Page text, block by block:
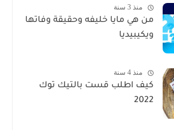
منذ 3 سنة
من هي مايا خليفه وحقيقة وفاتها
ويكيبيديا
منذ 4 سنة
كيف اطلب قست بالتيك توك
2022